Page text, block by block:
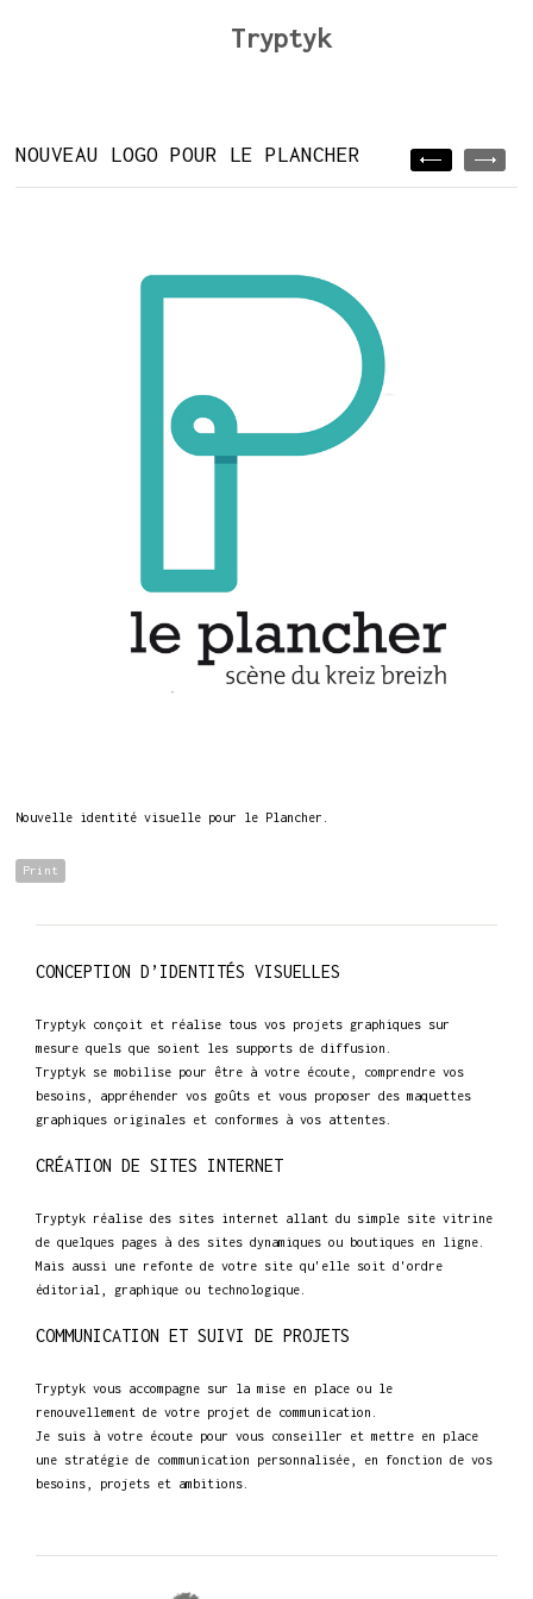
Tryptyk
NOUVEAU LOGO POUR LE PLANCHER
Nouvelle identité visuelle pour le Plancher.
Print
CONCEPTION D’IDENTITÉS VISUELLES
Tryptyk conçoit et réalise tous vos projets graphiques sur
mesure quels que soient les supports de diffusion.
Tryptyk se mobilise pour être à votre écoute, comprendre vos
besoins, appréhender vos goûts et vous proposer des maquettes
graphiques originales et conformes à vos attentes.
CRÉATION DE SITES INTERNET
Tryptyk réalise des sites internet allant du simple site vitrine
de quelques pages à des sites dynamiques ou boutiques en ligne.
Mais aussi une refonte de votre site qu'elle soit d'ordre
éditorial, graphique ou technologique.
COMMUNICATION ET SUIVI DE PROJETS
Tryptyk vous accompagne sur la mise en place ou le
renouvellement de votre projet de communication.
Je suis à votre écoute pour vous conseiller et mettre en place
une stratégie de communication personnalisée, en fonction de vos
besoins, projets et ambitions.